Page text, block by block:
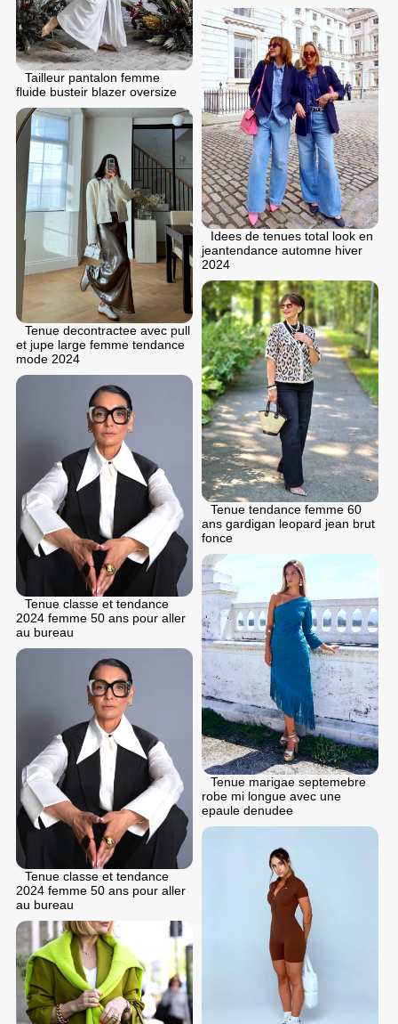
Tailleur pantalon femme
fluide busteir blazer oversize
Idees de tenues total look en
jeantendance automne hiver
2024
Tenue decontractee avec pull
et jupe large femme tendance
mode 2024
Tenue tendance femme 60
ans gardigan leopard jean brut
fonce
Tenue classe et tendance
2024 femme 50 ans pour aller
au bureau
Tenue marigae septemebre
robe mi longue avec une
epaule denudee
Tenue classe et tendance
2024 femme 50 ans pour aller
au bureau